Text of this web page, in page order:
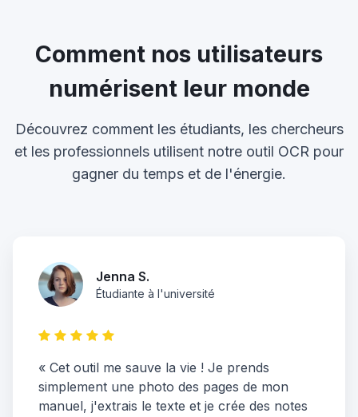
Comment nos utilisateurs
numérisent leur monde
Découvrez comment les étudiants, les chercheurs
et les professionnels utilisent notre outil OCR pour
gagner du temps et de l'énergie.
Jenna S.
Étudiante à l'université
« Cet outil me sauve la vie ! Je prends
simplement une photo des pages de mon
manuel, j'extrais le texte et je crée des notes